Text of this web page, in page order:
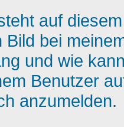
auf
Bild bei
und wie
Benutzer
anzumelden.